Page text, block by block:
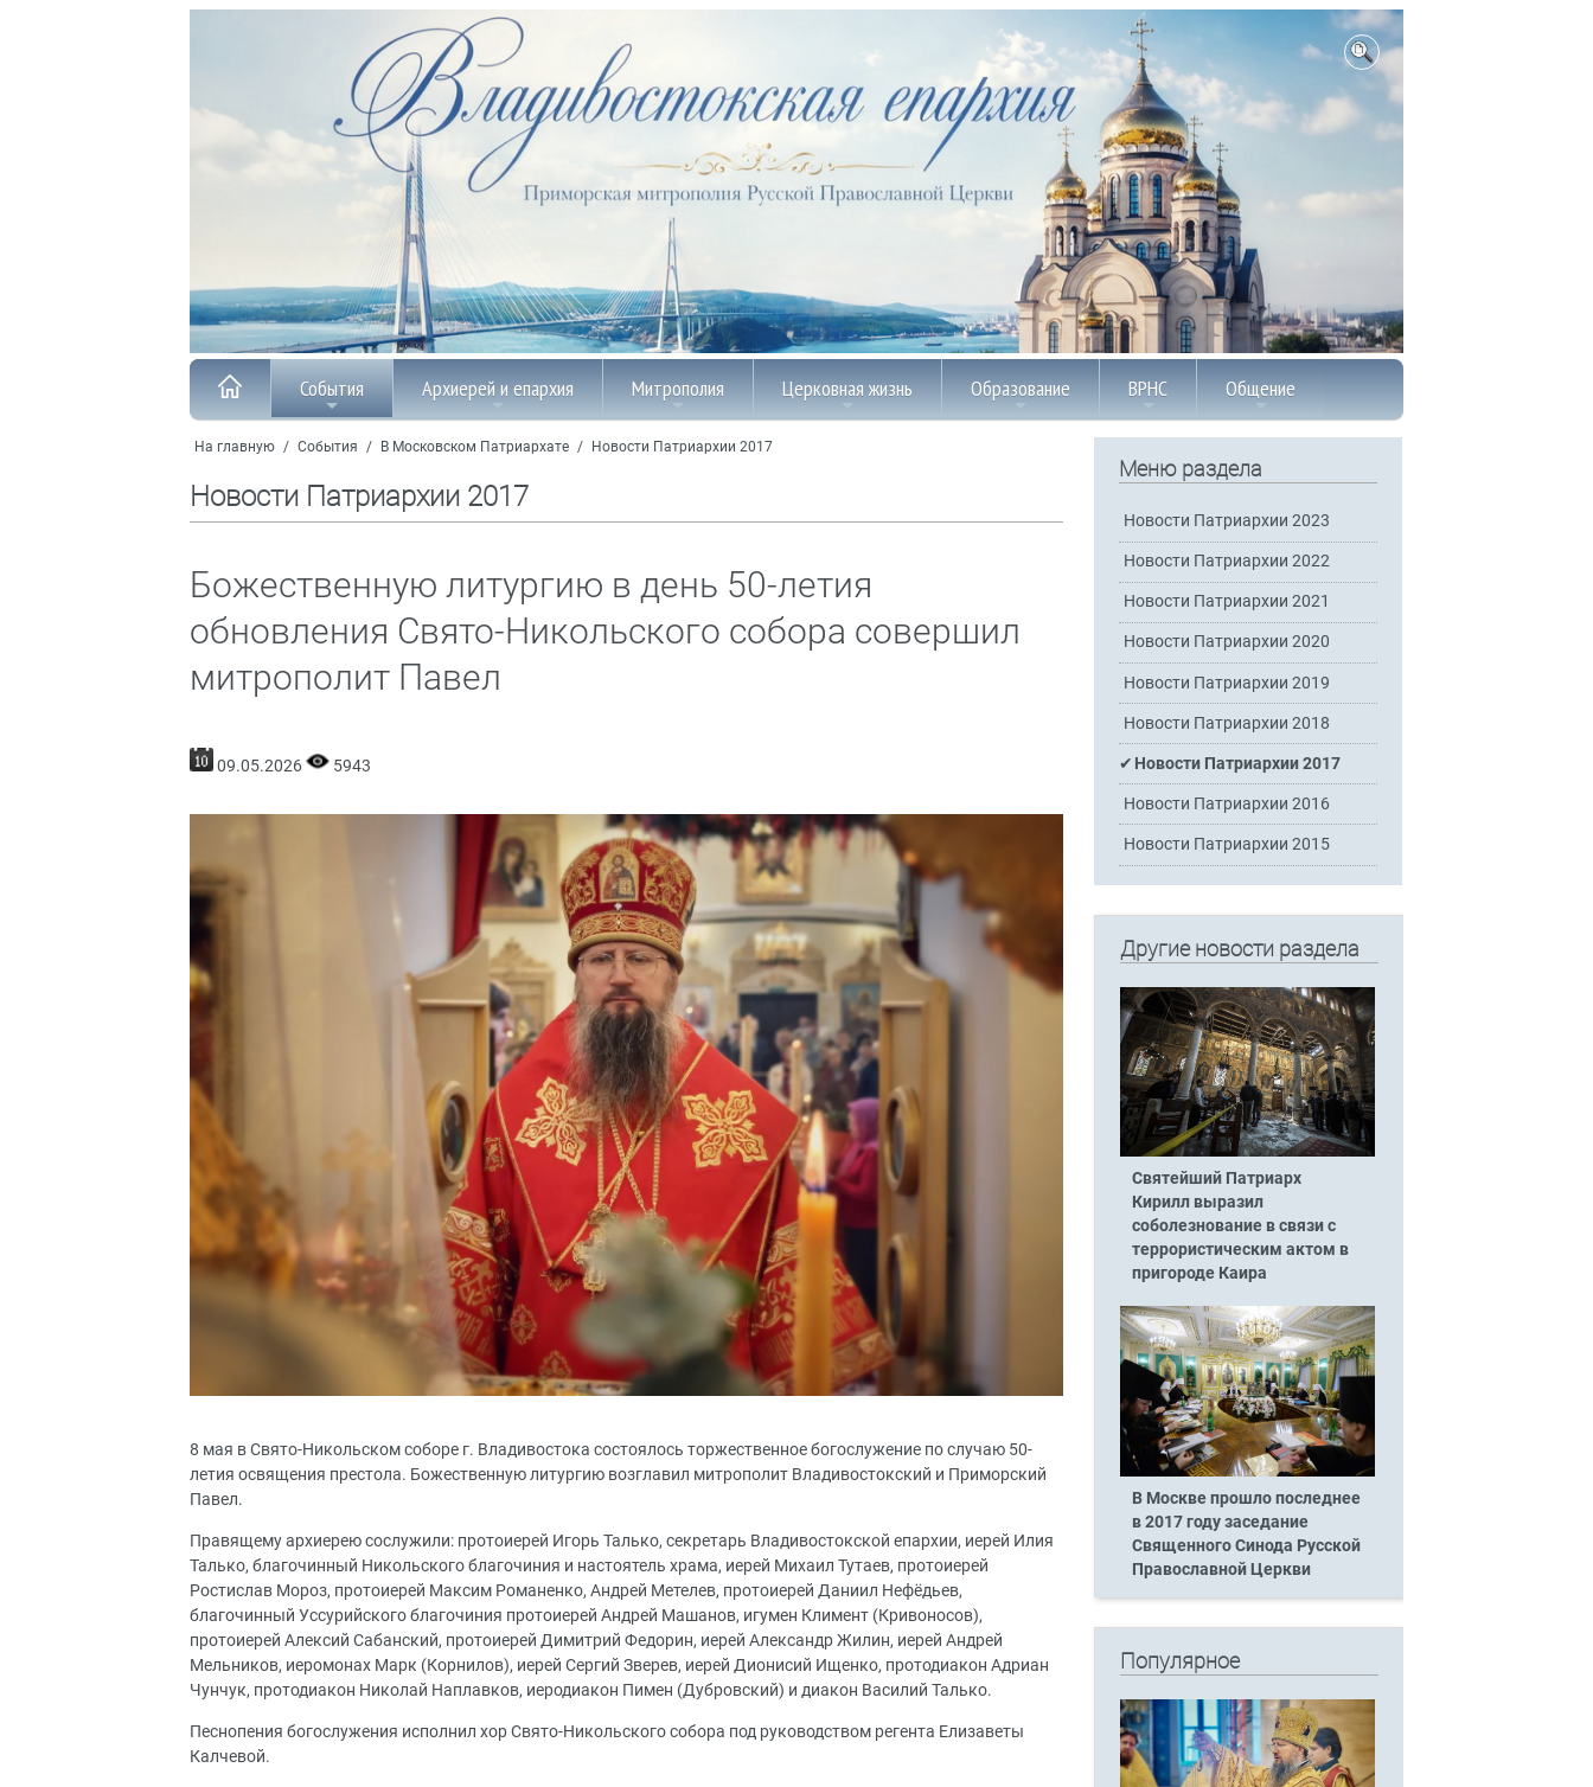
События Архиерей и епархия Митрополия Церковная жизнь Образование ВРНС Общение
На главную / События / В Московском Патриархате / Новости Патриархии 2017
Новости Патриархии 2017
Божественную литургию в день 50-летия
обновления Свято-Никольского собора совершил
митрополит Павел
09.05.2026 5943
8 мая в Свято-Никольском соборе г. Владивостока состоялось торжественное богослужение по случаю 50-
летия освящения престола. Божественную литургию возглавил митрополит Владивостокский и Приморский
Павел.
Правящему архиерею сослужили: протоиерей Игорь Талько, секретарь Владивостокской епархии, иерей Илия
Талько, благочинный Никольского благочиния и настоятель храма, иерей Михаил Тутаев, протоиерей
Ростислав Мороз, протоиерей Максим Романенко, Андрей Метелев, протоиерей Даниил Нефёдьев,
благочинный Уссурийского благочиния протоиерей Андрей Машанов, игумен Климент (Кривоносов),
протоиерей Алексий Сабанский, протоиерей Димитрий Федорин, иерей Александр Жилин, иерей Андрей
Мельников, иеромонах Марк (Корнилов), иерей Сергий Зверев, иерей Дионисий Ищенко, протодиакон Адриан
Чунчук, протодиакон Николай Наплавков, иеродиакон Пимен (Дубровский) и диакон Василий Талько.
Песнопения богослужения исполнил хор Свято-Никольского собора под руководством регента Елизаветы
Калчевой.
Меню раздела
Новости Патриархии 2023
Новости Патриархии 2022
Новости Патриархии 2021
Новости Патриархии 2020
Новости Патриархии 2019
Новости Патриархии 2018
Новости Патриархии 2017
Новости Патриархии 2016
Новости Патриархии 2015
Другие новости раздела
Святейший Патриарх
Кирилл выразил
соболезнование в связи с
террористическим актом в
пригороде Каира
В Москве прошло последнее
в 2017 году заседание
Священного Синода Русской
Православной Церкви
Популярное